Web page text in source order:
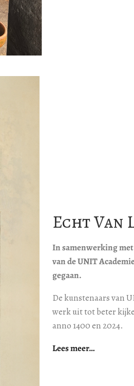
Echt Van
In samenwerking
van de UNIT
gegaan.
De kunstenaars van
werk uit tot beter
anno 1400 en 2024.
Lees meer…